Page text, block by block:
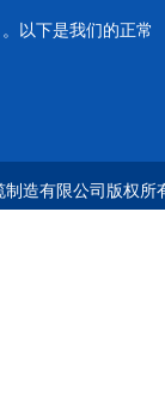
以下是我们的正常
造有限公司版权所